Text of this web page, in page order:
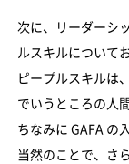
次に、リーダーシ
ルスキルについて
ピープルスキルは
でいうところの人
ちなみに GAFA の
当然のことで、さ